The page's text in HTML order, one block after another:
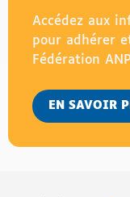
Accédez aux
pour adhérer
Fédération
EN SAVOIR